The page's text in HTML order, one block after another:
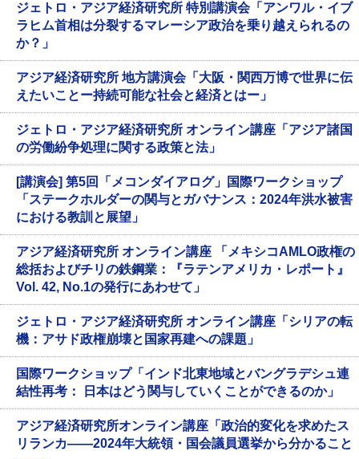
ジェトロ・アジア経済研究所 特別講演会「アンワル・イブ
ラヒム首相は分裂するマレーシア政治を乗り越えられるの
か？」
アジア経済研究所 地方講演会「大阪・関西万博で世界に伝
えたいことー持続可能な社会と経済とはー」
ジェトロ・アジア経済研究所 オンライン講座「アジア諸国
の労働紛争処理に関する政策と法」
[講演会] 第5回「メコンダイアログ」国際ワークショップ
「ステークホルダーの関与とガバナンス：2024年洪水被害
における教訓と展望」
アジア経済研究所 オンライン講座 「メキシコAMLO政権の
総括およびチリの鉄鋼業：『ラテンアメリカ・レポート』
Vol. 42, No.1の発行にあわせて」
ジェトロ・アジア経済研究所 オンライン講座「シリアの転
機：アサド政権崩壊と国家再建への課題」
国際ワークショップ「インド北東地域とバングラデシュ連
結性再考： 日本はどう関与していくことができるのか」
アジア経済研究所オンライン講座「政治的変化を求めたス
リランカ――2024年大統領・国会議員選挙から分かること